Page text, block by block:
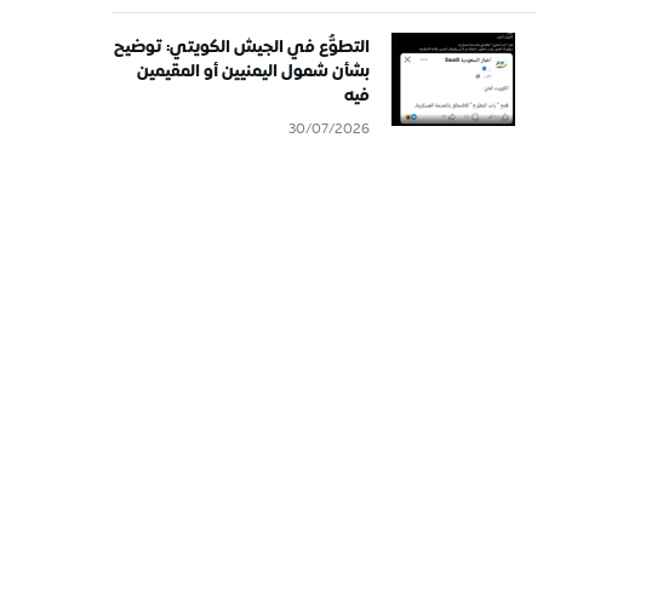
التطوُّع في الجيش الكويتي: توضيح
بشأن شمول اليمنيين أو المقيمين
فيه
30/07/2026